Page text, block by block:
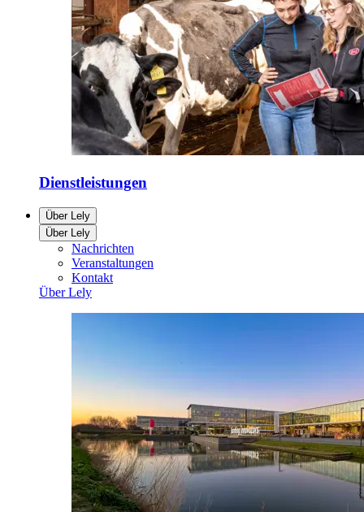
Dienstleistungen
Über Lely
Über Lely
Nachrichten
Veranstaltungen
Kontakt
Über Lely